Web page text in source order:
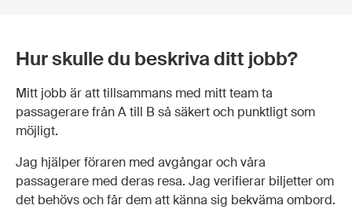
Hur skulle du beskriva ditt jobb?
Mitt jobb är att tillsammans med mitt team ta
passagerare från A till B så säkert och punktligt som
möjligt.
Jag hjälper föraren med avgångar och våra
passagerare med deras resa. Jag verifierar biljetter om
det behövs och får dem att känna sig bekväma ombord.